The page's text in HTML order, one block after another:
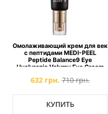
Омолаживающий крем для век
с пептидами MEDI-PEEL
Peptide Balance9 Eye
Hyaluronic Volumy Eye Cream
632 грн. 710 грн.
КУПИТЬ